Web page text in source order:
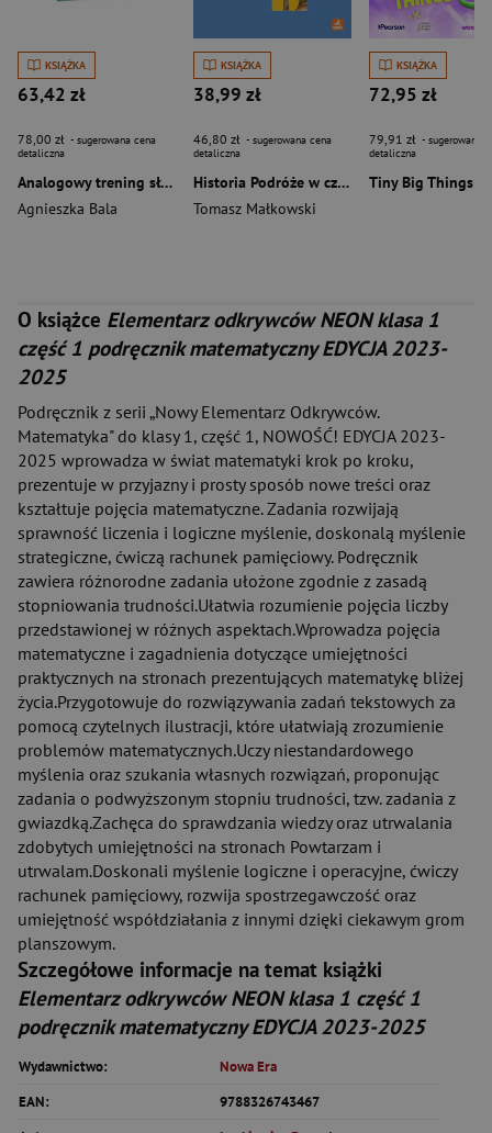
KSIĄŻKA
63,42 zł
78,00 zł - sugerowana cena
detaliczna
Analogowy trening słuchowy. Poziom wyższy 3-6 lat
Agnieszka Bala
KSIĄŻKA
38,99 zł
46,80 zł - sugerowana cena
detaliczna
Historia Podróże w czasie podręcznik dla klasy 4 szkoły podstawowej EDYCJA 2026
Tomasz Małkowski
KSIĄŻKA
72,95 zł
79,91 zł - sugerowana
detaliczna
O książce Elementarz odkrywców NEON klasa 1
część 1 podręcznik matematyczny EDYCJA 2023-
2025
Podręcznik z serii „Nowy Elementarz Odkrywców.
Matematyka" do klasy 1, część 1, NOWOŚĆ! EDYCJA 2023-
2025 wprowadza w świat matematyki krok po kroku,
prezentuje w przyjazny i prosty sposób nowe treści oraz
kształtuje pojęcia matematyczne. Zadania rozwijają
sprawność liczenia i logiczne myślenie, doskonalą myślenie
strategiczne, ćwiczą rachunek pamięciowy. Podręcznik
zawiera różnorodne zadania ułożone zgodnie z zasadą
stopniowania trudności.Ułatwia rozumienie pojęcia liczby
przedstawionej w różnych aspektach.Wprowadza pojęcia
matematyczne i zagadnienia dotyczące umiejętności
praktycznych na stronach prezentujących matematykę bliżej
życia.Przygotowuje do rozwiązywania zadań tekstowych za
pomocą czytelnych ilustracji, które ułatwiają zrozumienie
problemów matematycznych.Uczy niestandardowego
myślenia oraz szukania własnych rozwiązań, proponując
zadania o podwyższonym stopniu trudności, tzw. zadania z
gwiazdką.Zachęca do sprawdzania wiedzy oraz utrwalania
zdobytych umiejętności na stronach Powtarzam i
utrwalam.Doskonali myślenie logiczne i operacyjne, ćwiczy
rachunek pamięciowy, rozwija spostrzegawczość oraz
umiejętność współdziałania z innymi dzięki ciekawym grom
planszowym.
Szczegółowe informacje na temat książki
Elementarz odkrywców NEON klasa 1 część 1
podręcznik matematyczny EDYCJA 2023-2025
Wydawnictwo:
Nowa Era
EAN:
9788326743467